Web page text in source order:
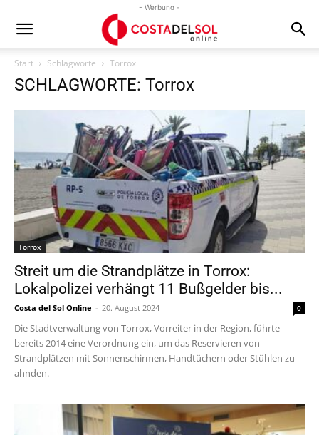
- Werbung -
Start Schlagworte Torrox
SCHLAGWORTE: Torrox
Torrox
Streit um die Strandplätze in Torrox:
Lokalpolizei verhängt 11 Bußgelder bis...
Costa del Sol Online - 20. August 2024 0
Die Stadtverwaltung von Torrox, Vorreiter in der Region, führte
bereits 2014 eine Verordnung ein, um das Reservieren von
Strandplätzen mit Sonnenschirmen, Handtüchern oder Stühlen zu
ahnden.